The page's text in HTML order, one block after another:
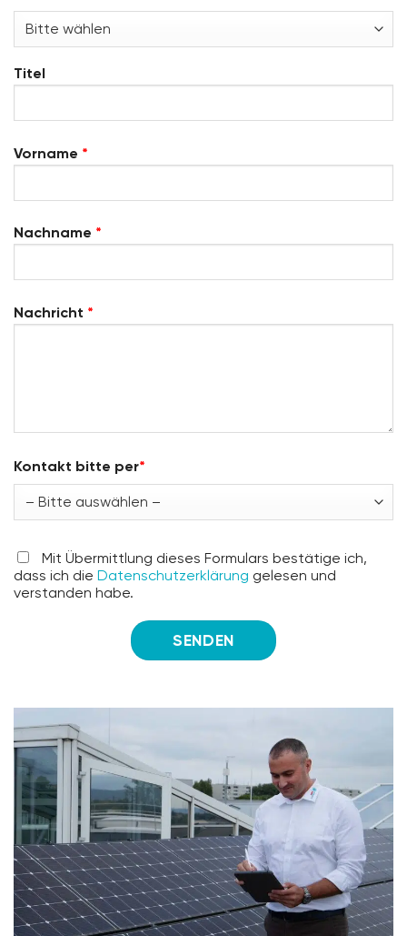
Titel
Vorname *
Nachname *
Nachricht *
Kontakt bitte per*
Mit Übermittlung dieses Formulars bestätige ich,
dass ich die Datenschutzerklärung gelesen und
verstanden habe.